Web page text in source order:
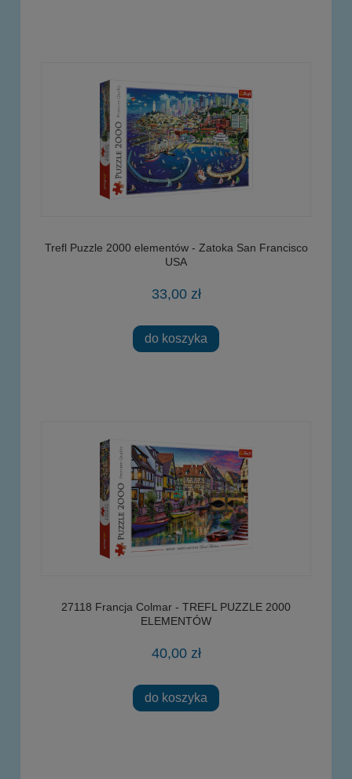
Trefl Puzzle 2000 elementów - Zatoka San Francisco
USA
33,00 zł
do koszyka
27118 Francja Colmar - TREFL PUZZLE 2000
ELEMENTÓW
40,00 zł
do koszyka